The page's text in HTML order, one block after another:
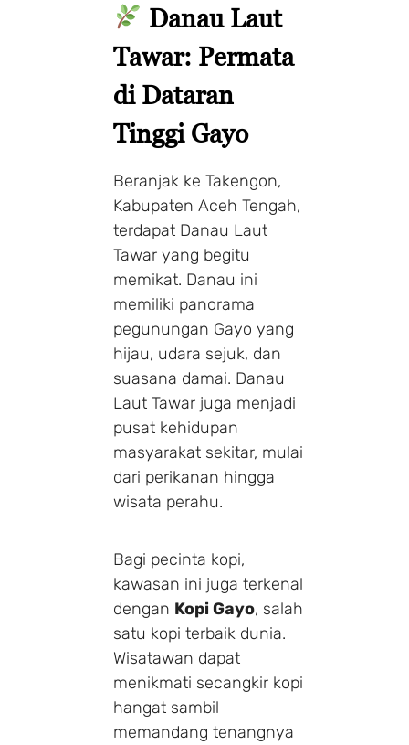
Danau Laut
Tawar: Permata
di Dataran
Tinggi Gayo
Beranjak ke Takengon,
Kabupaten Aceh Tengah,
terdapat Danau Laut
Tawar yang begitu
memikat. Danau ini
memiliki panorama
pegunungan Gayo yang
hijau, udara sejuk, dan
suasana damai. Danau
Laut Tawar juga menjadi
pusat kehidupan
masyarakat sekitar, mulai
dari perikanan hingga
wisata perahu.
Bagi pecinta kopi,
kawasan ini juga terkenal
dengan Kopi Gayo, salah
satu kopi terbaik dunia.
Wisatawan dapat
menikmati secangkir kopi
hangat sambil
memandang tenangnya